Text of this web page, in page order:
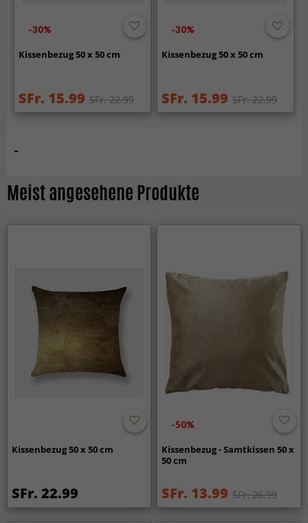
-30%
Kissenbezug 50 x 50 cm
SFr. 15.99 SFr. 22.99
-30%
Kissenbezug 50 x 50 cm
SFr. 15.99 SFr. 22.99
-
Meist angesehene Produkte
Kissenbezug 50 x 50 cm
SFr. 22.99
-50%
Kissenbezug - Samtkissen 50 x
50 cm
SFr. 13.99 SFr. 26.99